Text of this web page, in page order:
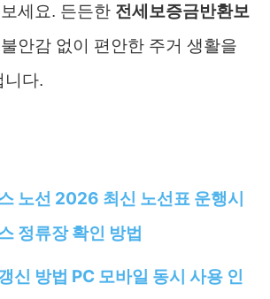
세요. 든든한 전세보증금반환보
안감 없이 편안한 주거 생활을
니다.
노선 2026 최신 노선표 운행시
정류장 확인 방법
신 방법 PC 모바일 동시 사용 인